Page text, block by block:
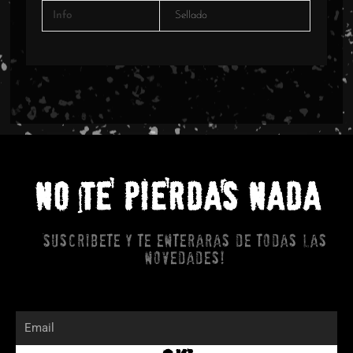
Info Sellado
NO TE PIERDAS NADA
Suscribete y te enteraras de todas las
novedades!